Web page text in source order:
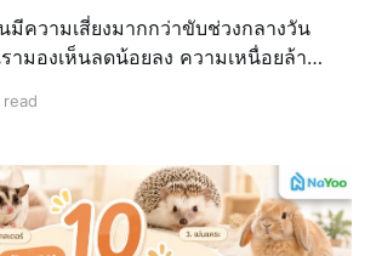
มีความเสี่ยงมากกว่าขับช่วงกลางวัน
ามองเห็นลดน้อยลง ความเหนื่อยล้า
ป็นประจำ ถ้ารู้วิธีเตรียมรถ เตรียมตัว
read